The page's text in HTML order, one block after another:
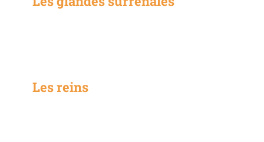
Les reins